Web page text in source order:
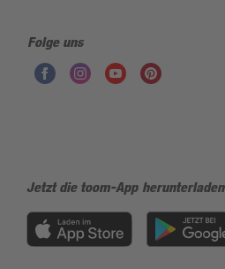
Folge uns
Jetzt die toom-App herunterladen